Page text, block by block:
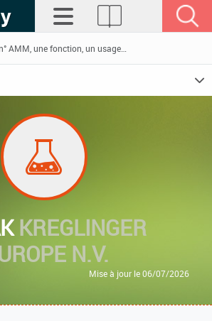
KREGLINGER
N.V.
Mise à jour le 06/07/2026